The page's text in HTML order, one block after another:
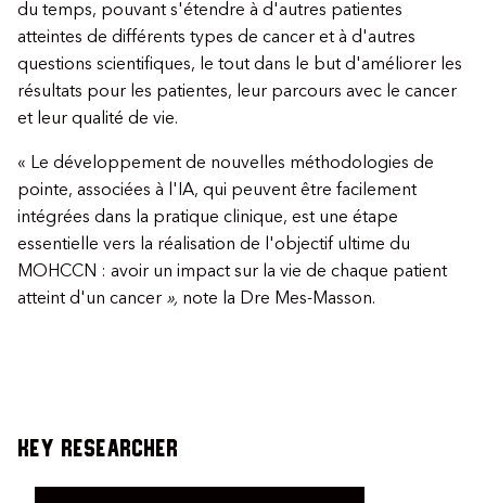
du temps, pouvant s'étendre à d'autres patientes
atteintes de différents types de cancer et à d'autres
questions scientifiques, le tout dans le but d'améliorer les
résultats pour les patientes, leur parcours avec le cancer
et leur qualité de vie.
« Le développement de nouvelles méthodologies de
pointe, associées à l'IA, qui peuvent être facilement
intégrées dans la pratique clinique, est une étape
essentielle vers la réalisation de l'objectif ultime du
MOHCCN : avoir un impact sur la vie de chaque patient
atteint d'un cancer », note la Dre Mes-Masson.
Key Researcher